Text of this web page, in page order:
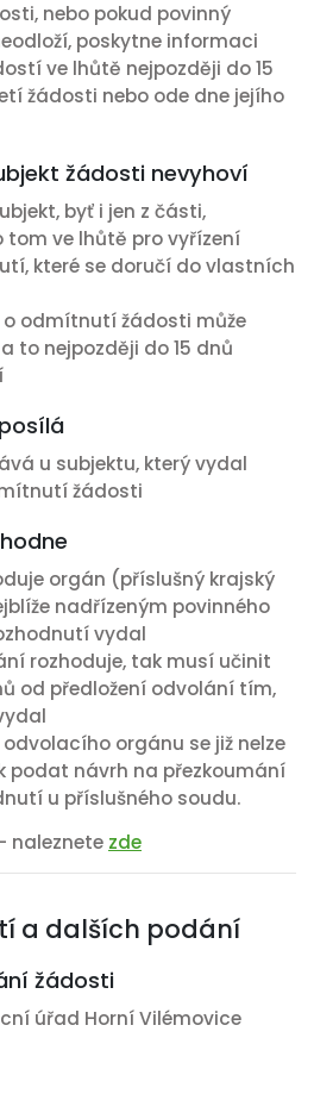
nebo pokud povinný
poskytne informaci
ve lhůtě nejpozději do 15
žádosti nebo ode dne jejího
žádosti nevyhoví
byť i jen z části,
tom ve lhůtě pro vyřízení
které se doručí do vlastních
odmítnutí žádosti může
to nejpozději do 15 dnů
u subjektu, který vydal
žádosti
orgán (příslušný krajský
nadřízeným povinného
vydal
rozhoduje, tak musí učinit
od předložení odvolání tím,
orgánu se již nelze
podat návrh na přezkoumání
u příslušného soudu.
naleznete zde
a dalších podání
žádosti
úřad Horní Vilémovice